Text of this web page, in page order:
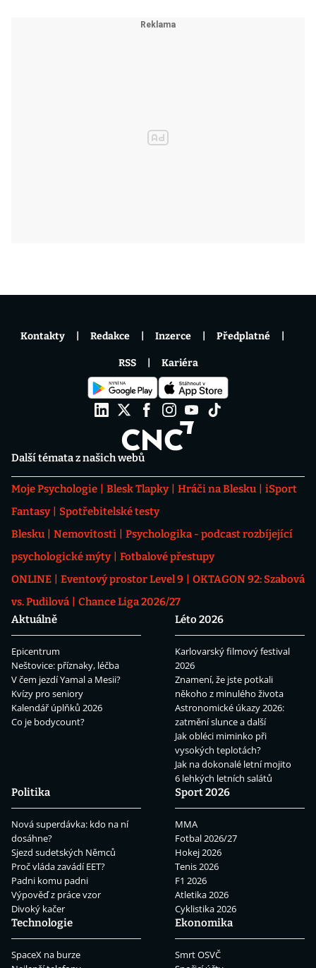
Další témata z našich webů
Moje Psychologie Blesk Tlapky Hráči na Blesku
iSport
Fantasy
Spotřebitelské testy
Blesku
Nemovitosti
Psychologika - podcast rozbíjející
psychologické mýty
Fotbalové přestupy
ONLINE
Eventový prostor Level 9
OKTAGON 92: Szabová
vs. Pudilová
Chance Liga 2026/27
Aktuálně
Epicentrum
Neštovice: příznaky, léčba
V čem jezdí Yamal a Mesii?
Kvízy pro seniory
Kalendář úplňků 2026
Co je bodycount?
Léto 2026
Karlovarský filmový festival
2026
Znamení, že jste potkali
někoho z minulého života
Astronomické úkazy 2026:
zatmění slunce a další
Jak obléci miminko při
vysokých teplotách?
Jak na dokonalé letní mojito
6 lehkých letních salátů
Politika
Nová superdávka: kdo na ní
dosáhne?
Sjezd sudetských Němců
Proč vláda zavádí EET?
Padni komu padni
Výpověď z práce vzor
Divoký kačer
Sport 2026
MMA
Fotbal 2026/27
Hokej 2026
Tenis 2026
F1 2026
Atletika 2026
Cyklistika 2026
Technologie
SpaceX na burze
Ekonomika
Smrt OSVČ
Kontakty Redakce Inzerce Předplatné
RSS Kariéra